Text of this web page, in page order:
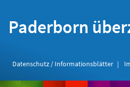
Paderborn
Datenschutz / Informationsblätter